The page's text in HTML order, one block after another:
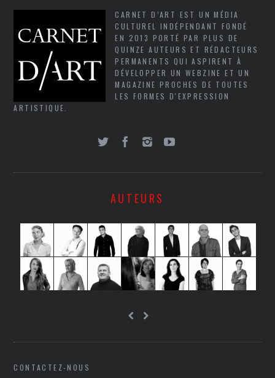
CARNET D’ART EST UN MÉDIA
CULTUREL INDÉPENDANT FONDÉ
EN 2013 PORTÉ PAR PLUS DE
QUINZE AUTEURS ET RÉDACTEURS
PERMANENTS QUI ASPIRENT À
DÉVELOPPER UN WEBZINE ET UN
MAGAZINE PROCHES DE TOUTES
LES FORMES D'EXPRESSION
ARTISTIQUE.
AUTEURS
CONTACTEZ-NOUS